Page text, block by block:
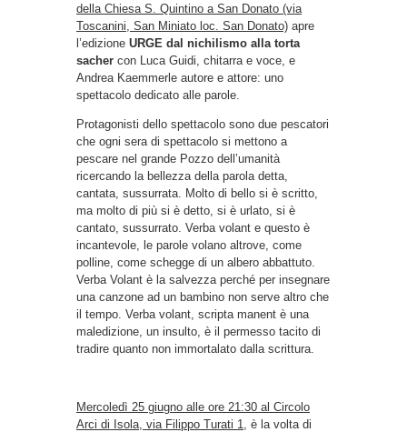
della Chiesa S. Quintino a San Donato (via
Toscanini, San Miniato loc. San Donato) apre
l’edizione URGE dal nichilismo alla torta
sacher con Luca Guidi, chitarra e voce, e
Andrea Kaemmerle autore e attore: uno
spettacolo dedicato alle parole.
Protagonisti dello spettacolo sono due pescatori
che ogni sera di spettacolo si mettono a
pescare nel grande Pozzo dell’umanità
ricercando la bellezza della parola detta,
cantata, sussurrata. Molto di bello si è scritto,
ma molto di più si è detto, si è urlato, si è
cantato, sussurrato. Verba volant e questo è
incantevole, le parole volano altrove, come
polline, come schegge di un albero abbattuto.
Verba Volant è la salvezza perché per insegnare
una canzone ad un bambino non serve altro che
il tempo. Verba volant, scripta manent è una
maledizione, un insulto, è il permesso tacito di
tradire quanto non immortalato dalla scrittura.
Mercoledì 25 giugno alle ore 21:30 al Circolo
Arci di Isola, via Filippo Turati 1,
è la volta di